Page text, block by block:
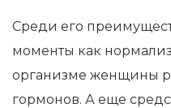
Среди его
моменты как
организме женщины
гормонов. А еще